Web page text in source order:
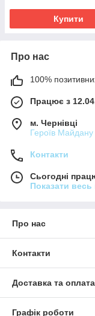
Купити
Про нас
100%
Працює з
м. Чернівці
Героїв Майдану
Контакти
Сьогодні
Показати весь
Про нас
Контакти
Доставка та оплата
Графік роботи